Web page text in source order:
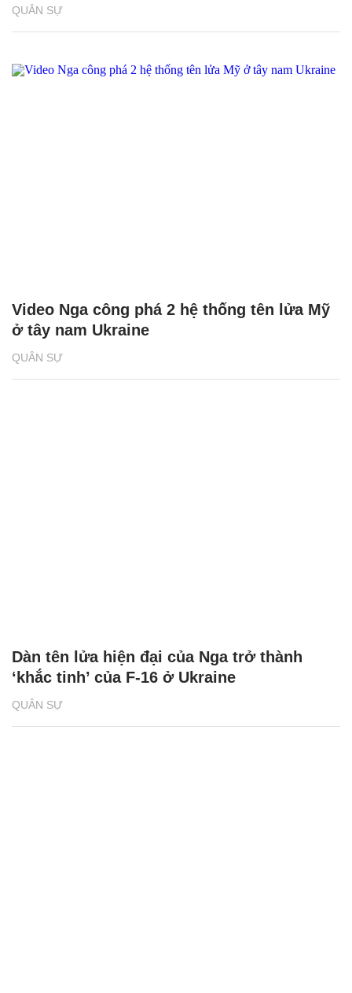
QUÂN SỰ
QUÂN SỰ
Video Nga công phá 2 hệ thống tên lửa Mỹ
ở tây nam Ukraine
QUÂN SỰ
Dàn tên lửa hiện đại của Nga trở thành
‘khắc tinh’ của F-16 ở Ukraine